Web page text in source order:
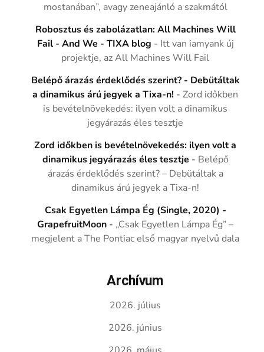
mostanában”, avagy zeneajánló a szakmától
Robosztus és zabolázatlan: All Machines Will
Fail - And We - TIXA blog - Itt van iamyank új
projektje, az All Machines Will Fail
Belépő árazás érdeklődés szerint? - Debütáltak
a dinamikus árú jegyek a Tixa-n! -Zord időkben
is bevételnövekedés: ilyen volt a dinamikus
jegyárazás éles tesztje
Zord időkben is bevételnövekedés: ilyen volt a
dinamikus jegyárazás éles tesztje - Belépő
árazás érdeklődés szerint? – Debütáltak a
dinamikus árú jegyek a Tixa-n!
Csak Egyetlen Lámpa Ég (Single, 2020) -
GrapefruitMoon - „Csak Egyetlen Lámpa Ég” –
megjelent a The Pontiac első magyar nyelvű dala
Archívum
2026. július
2026. június